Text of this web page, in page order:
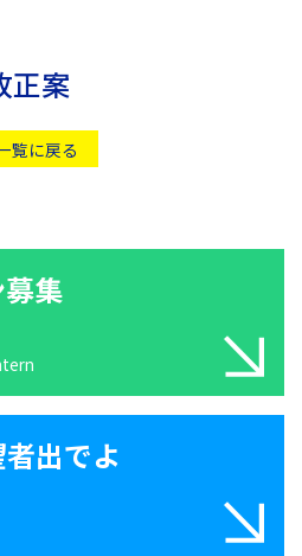
正案
覧に戻る
集
出でよ